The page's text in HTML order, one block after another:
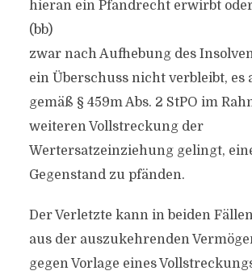
hieran ein Pfandrecht erwirbt
(bb)
zwar nach Aufhebung des
ein Überschuss nicht verbleibt, es
gemäß § 459m Abs. 2 StPO im
weiteren Vollstreckung der
Wertersatzeinziehung gelingt,
Gegenstand zu pfänden.
Der Verletzte kann in beiden
aus der auszukehrenden
gegen Vorlage eines